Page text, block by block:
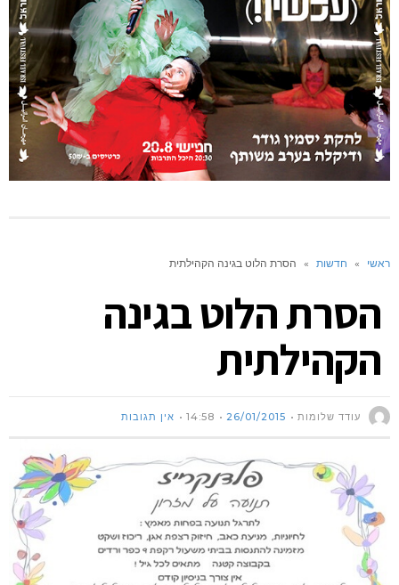
ראשי » חדשות » הסרת הלוט בגינה הקהילתית
הסרת הלוט בגינה
הקהילתית
עודד שלומות 26/01/2015
14:58 אין תגובות